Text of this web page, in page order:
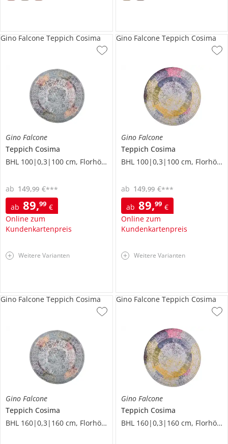
Gino Falcone
Teppich Cosima
BHL 100|0,3|100 cm, Florhöhe 0,3 cm
ab 89,99 €
Online zum
Kundenkartenpreis
ab 149,99 €***
Gino Falcone Teppich Cosima
Weitere Varianten
Gino Falcone
Teppich Cosima
BHL 100|0,3|100 cm, Florhöhe 0,3 cm
ab 89,99 €
Online zum
Kundenkartenpreis
ab 149,99 €***
Gino Falcone Teppich Cosima
Weitere Varianten
Gino Falcone
Teppich Cosima
BHL 160|0,3|160 cm, Florhöhe 0,3 cm
Gino Falcone Teppich Cosima
Gino Falcone
Teppich Cosima
BHL 160|0,3|160 cm, Florhöhe 0,3 cm
Gino Falcone Teppich Cosima